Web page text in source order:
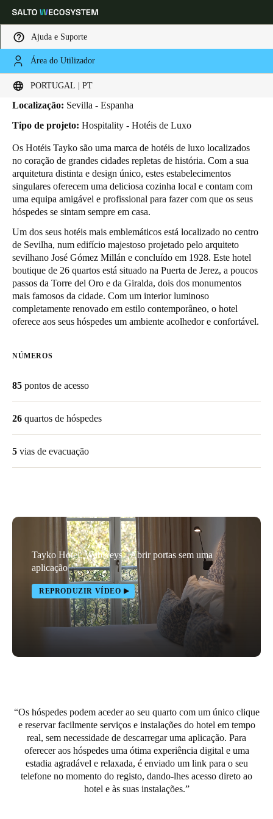
Ajuda e Suporte
Área do Utilizador
PORTUGAL | PT
Escolha a sua localização e definições de idioma
Global Europe
Português
Germany
Deutsch
Switzerland
DeutschFrançais Italiano
United Kingdom
English
Français
Netherlands
Belgium
Portugal
Russia
Polski
Czech Republic
Čeština
HOME INDUSTRIAS
Tayko Hotel
Localização: Sevilla - Espanha
Tipo de projeto: Hospitality - Hotéis de Luxo
Os Hotéis Tayko são uma marca de hotéis de luxo localizados
no coração de grandes cidades repletas de história. Com a sua
arquitetura distinta e design único, estes estabelecimentos
singulares oferecem uma deliciosa cozinha local e contam com
uma equipa amigável e profissional para fazer com que os seus
hóspedes se sintam sempre em casa.
Um dos seus hotéis mais emblemáticos está localizado no centro
de Sevilha, num edifício majestoso projetado pelo arquiteto
sevilhano José Gómez Millán e concluído em 1928. Este hotel
boutique de 26 quartos está situado na Puerta de Jerez, a poucos
passos da Torre del Oro e da Giralda, dois dos monumentos
mais famosos da cidade. Com um interior luminoso
completamente renovado em estilo contemporâneo, o hotel
oferece aos seus hóspedes um ambiente acolhedor e confortável.
NÚMEROS
85 pontos de acesso
26 quartos de hóspedes
5 vias de evacuação
Tayko Hotel: WebKeys - Abrir portas sem uma
aplicação
REPRODUZIR VÍDEO
Os hóspedes podem aceder ao seu quarto com um único clique
e reservar facilmente serviços e instalações do hotel em tempo
real, sem necessidade de descarregar uma aplicação. Para
oferecer aos hóspedes uma ótima experiência digital e uma
estadia agradável e relaxada, é enviado um link para o seu
telefone no momento do registo, dando-lhes acesso direto ao
hotel e às suas instalações.